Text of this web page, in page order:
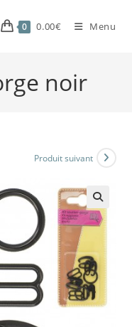
0 0.00€ Menu
noir
Produit suivant